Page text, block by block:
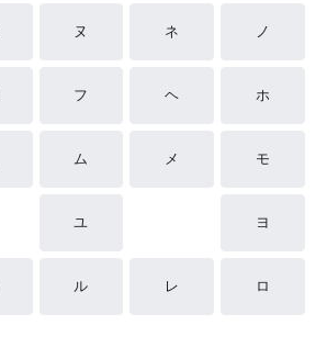
ヌ ネ ノ
フ ヘ ホ
ム メ モ
ユ ヨ
ル レ ロ